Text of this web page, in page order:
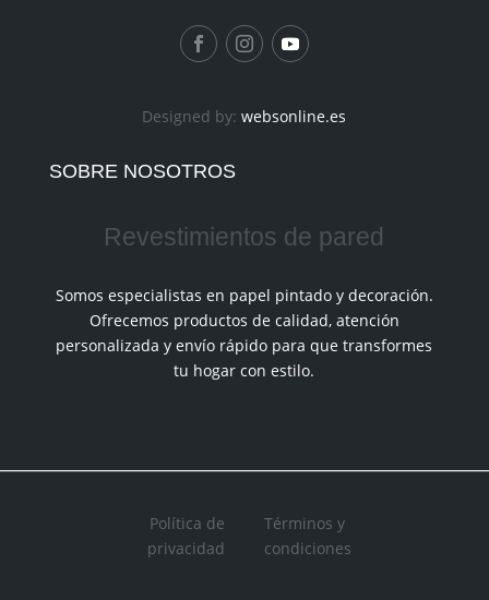
Designed by:websonline.es
SOBRE NOSOTROS
Revestimientos de pared
Somos especialistas en papel pintado y decoración.
Ofrecemos productos de calidad, atención
personalizada y envío rápido para que transformes
tu hogar con estilo.
Política de
privacidad
Términos y
condiciones